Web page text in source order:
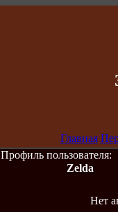
Главная
Профиль пользователя:
Zelda
Нет